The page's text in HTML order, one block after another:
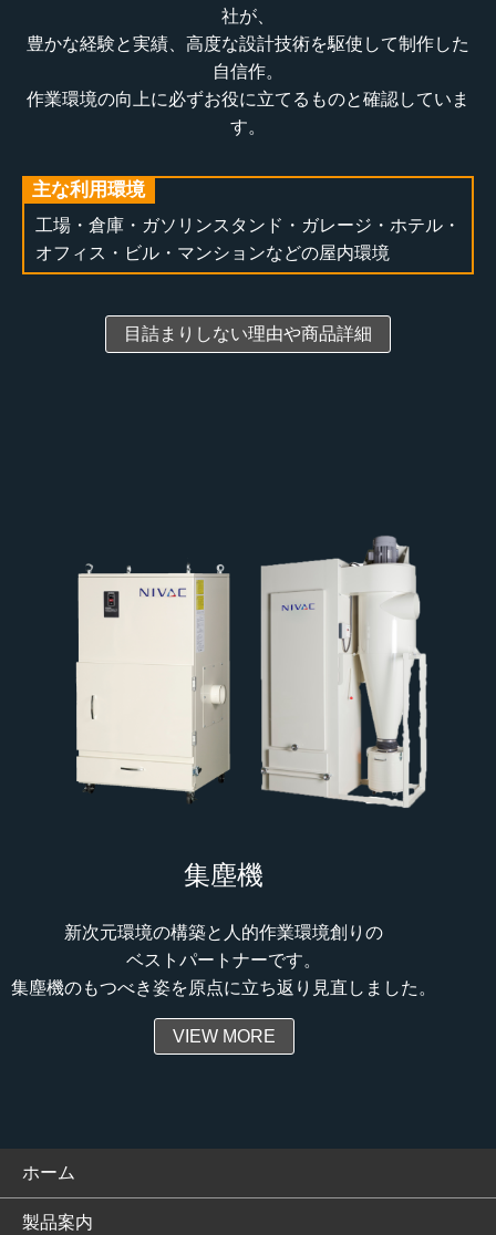
社が、
豊かな経験と実績、高度な設計技術を駆使して制作した
自信作。
作業環境の向上に必ずお役に立てるものと確認していま
す。
主な利用環境
工場・倉庫・ガソリンスタンド・ガレージ・ホテル・
オフィス・ビル・マンションなどの屋内環境
目詰まりしない理由や商品詳細
集塵機
新次元環境の構築と人的作業環境創りの
ベストパートナーです。
集塵機のもつべき姿を原点に立ち返り見直しました。
VIEW MORE
ホーム
製品案内